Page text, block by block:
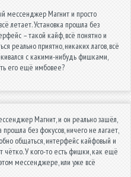
мессенджер Магнит и просто
летает. Установка прошла без
– такой кайф, всё понятно и
реально приятно, никаких лагов, всё
с какими-нибудь фишками,
его ещё имбовее?
Магнит, и он реально зашёл,
без фокусов, ничего не лагает,
общаться, интерфейс кайфовый и
чётко. У кого-то есть фишки, как ещё
мессенджере, или уже всё